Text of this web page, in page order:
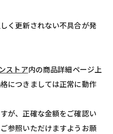
く更新されない不具合が発
ストア内の商品詳細ページ上
につきましては正常に動作
が、正確な金額をご確認い
参照いただけますようお願